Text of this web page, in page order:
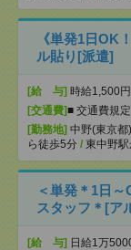
《単発1日OK
ル貼り[派遣]
[給 与] 時給1,500
[交通費]■ 交通費規
[勤務地] 中野(東京
ら徒歩5分 / 東中野
＜単発＊1日
スタッフ＊[ア
[給 与] 日給1万